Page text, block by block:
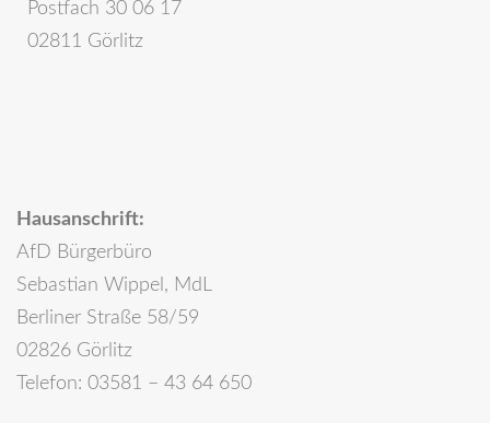
Postfach 30 06 17
02811 Görlitz
Hausanschrift:
AfD Bürgerbüro
Sebastian Wippel, MdL
Berliner Straße 58/59
02826 Görlitz
Telefon: 03581 – 43 64 650